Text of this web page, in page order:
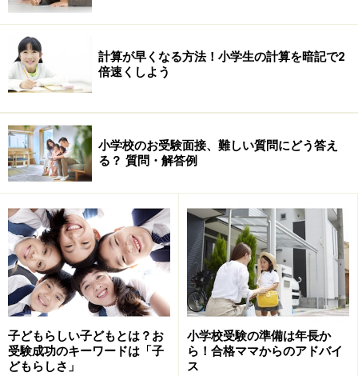
ですから、いま少しでも関心があり、通学可能な圏内に
ある学校の説明会に数多く参加することをお勧めしま
す。多数の学校を見ることで、学校を見る目が養われる
というメリットもあります。学校説明会はあくまでも学
校にとってはよそ行きの顔を見せる舞台です。多くの学
校を比較することで、その違いに気づくようになりま
す。家を買う時にはたくさん下見をした方が良いという
のと同じです。
気づいた時にすかさずメモ
私立小学校というものは、どの学校にも必ず「ここは素
敵」と感じるポイントがあります。時間が経ってからそ
のポイントを忘れてしまわないように、感じた時、気づ
いた時にすかさずメモを取りましょう。
計算が早くなる方法！小学生の計算を暗記で2
倍速くしよう
小学校のお受験面接、難しい質問にどう答え
る？ 質問・解答例
子どもらしい子どもとは？お
受験成功のキーワードは「子
どもらしさ」
小学校受験の準備は年長か
ら！合格ママからのアドバイ
ス